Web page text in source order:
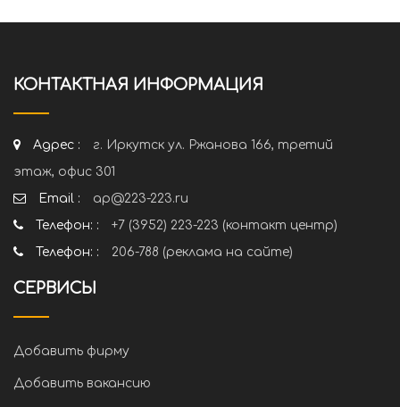
КОНТАКТНАЯ ИНФОРМАЦИЯ
Адрес :
г. Иркутск ул. Ржанова 166, третий
этаж, офис 301
Email :
ap@223-223.ru
Телефон: :
+7 (3952) 223-223 (контакт центр)
Телефон: :
206-788 (реклама на сайте)
СЕРВИСЫ
Добавить фирму
Добавить вакансию